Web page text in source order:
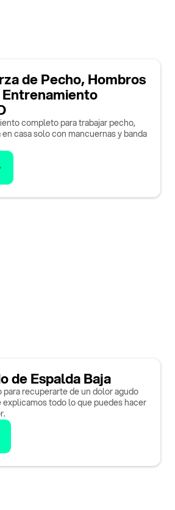
de Pecho, Hombros
Entrenamiento
completo para trabajar pecho,
casa solo con mancuernas y banda
de Espalda Baja
para recuperarte de un dolor agudo
explicamos todo lo que puedes hacer